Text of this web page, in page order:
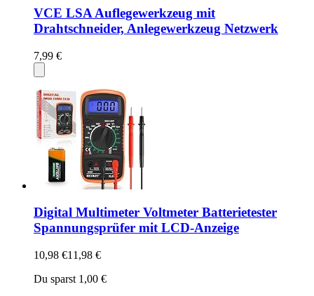
VCE LSA Auflegewerkzeug mit
Drahtschneider, Anlegewerkzeug Netzwerk
7,99 €
Digital Multimeter Voltmeter Batterietester
Spannungsprüfer mit LCD-Anzeige
10,98 €11,98 €
Du sparst 1,00 €